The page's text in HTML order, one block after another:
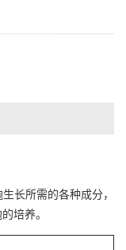
生长所需的各种成分，
的培养。